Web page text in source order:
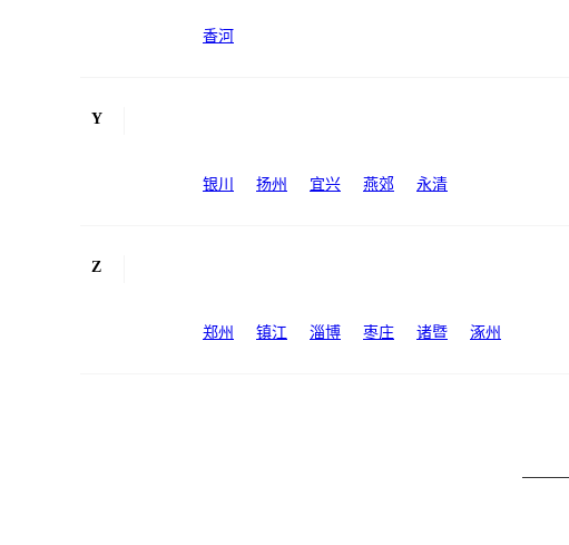
香河
Y
银川 扬州 宜兴 燕郊 永清
Z
郑州 镇江 淄博 枣庄 诸暨 涿州